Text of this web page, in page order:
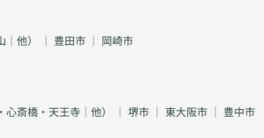
他） ｜ 豊田市 ｜ 岡崎市
斎橋・天王寺｜他） ｜ 堺市 ｜ 東大阪市 ｜ 豊中市